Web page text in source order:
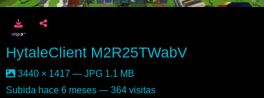
HytaleClient M2R25TWabV
3440 × 1417 — JPG 1.1 MB
Subida hace 6 meses — 364 visitas